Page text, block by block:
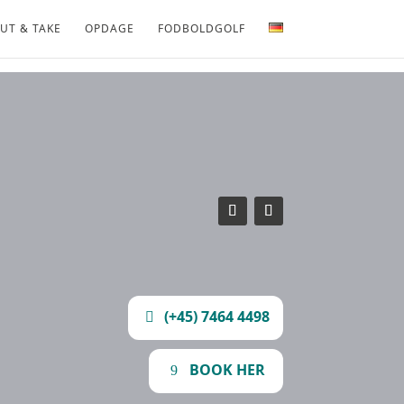
& TAKE OPDAGE FODBOLDGOLF
(+45) 7464 4498
BOOK HER